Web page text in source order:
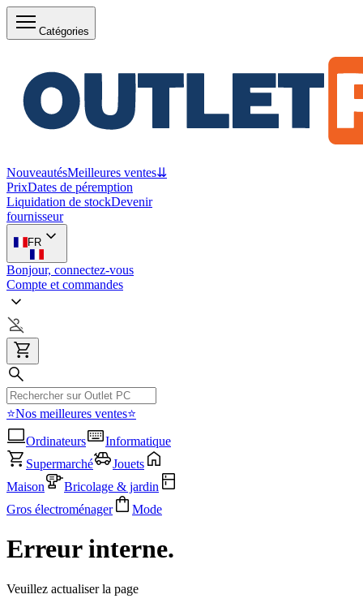
Catégories
NouveautésMeilleures ventes⇊
PrixDates de péremption
Liquidation de stockDevenir
fournisseur
FR
Bonjour, connectez-vous
Compte et commandes
⭐Nos meilleures ventes⭐
Ordinateurs
Informatique
Supermarché
Jouets
Maison
Bricolage & jardin
Gros électroménager
Mode
Erreur interne.
Veuillez actualiser la page